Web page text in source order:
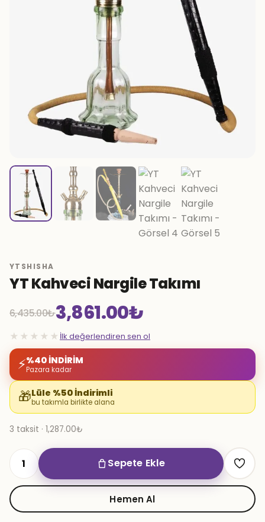
YTSHISHA
YT Kahveci Nargile Takımı
6,435.00₺
Orijinal
fiyat:
6,435.00₺.
3,861.00₺
Şu
andaki
fiyat:
3,861.00₺.
★★★★★ İlk değerlendiren sen ol
⚡%40 İNDİRİM
Pazara kadar
🎁Lüle %50 İndirimli
bu takımla birlikte alana
3 taksit · 1,287.00₺
YT
Kahveci
Nargile
Takımı
Sepete Ekle
Hemen Al